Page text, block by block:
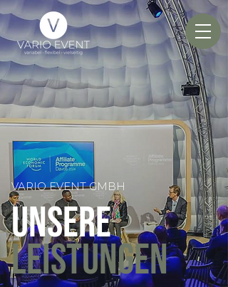
VARIO EVENT GMBH
UNSERE
LEISTUNGEN